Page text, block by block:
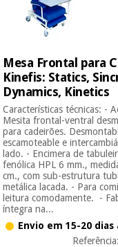
Mesa Frontal para
Kinefis: Statics,
Dynamics, Kinetics
Características técnicas: -
Mesita frontal-ventral
para cadeirões.
escamoteable e
lado. - Encimera de
fenólica HPL 6 mm.,
cm., com sub-estrutura
metálica lacada. - Para
leitura comodamente. -
íntegra na...
Envio em 15-20 dias
Referência: